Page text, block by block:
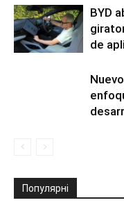
BYD
de
Популярні